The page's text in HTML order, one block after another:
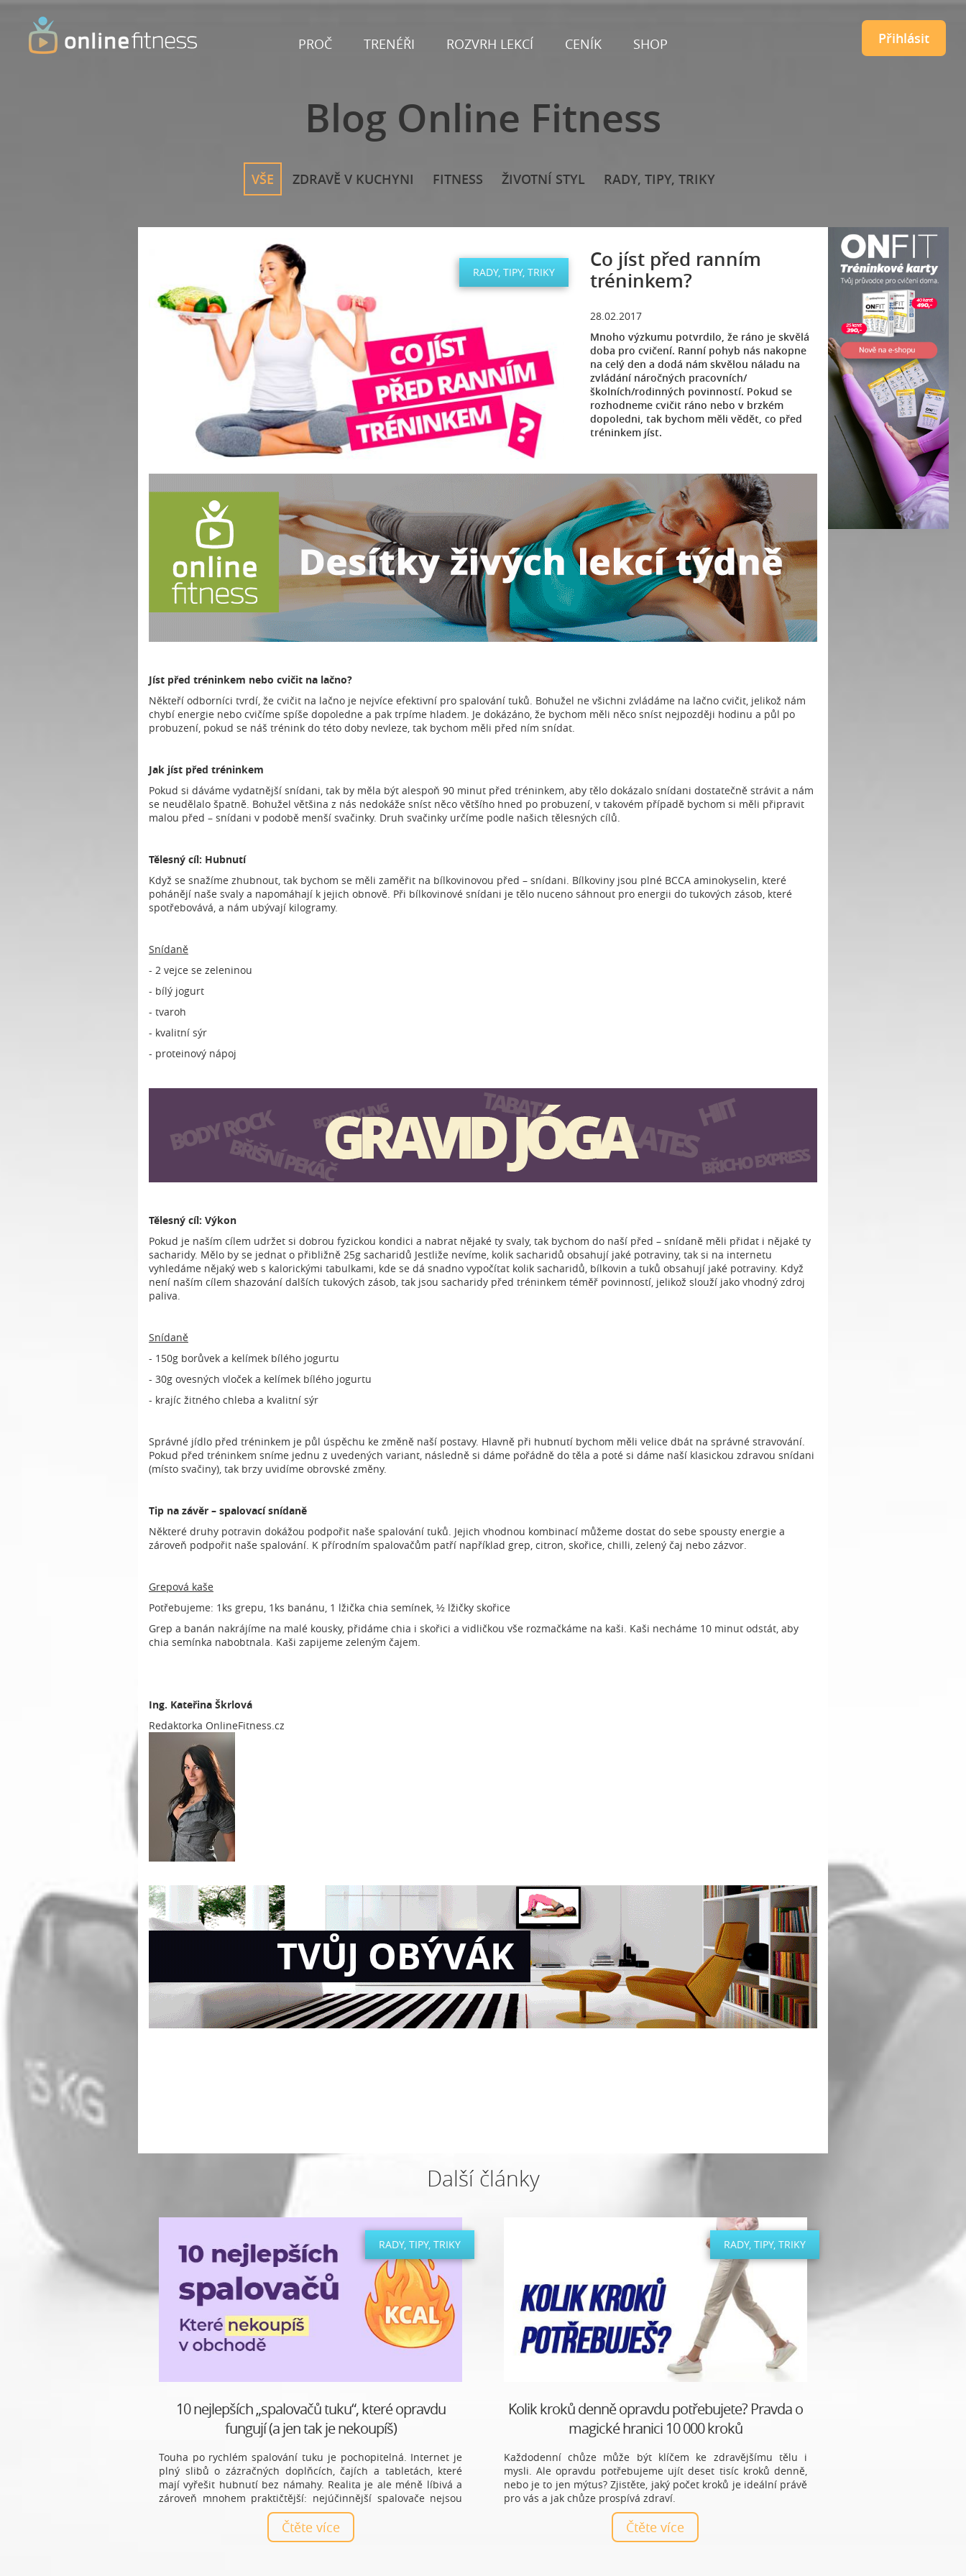
PROČ TRENÉŘI ROZVRH LEKCÍ CENÍK SHOP Přihlásit
Blog Online Fitness
VŠE ZDRAVĚ V KUCHYNI FITNESS ŽIVOTNÍ STYL RADY, TIPY, TRIKY
RADY, TIPY, TRIKY
Co jíst před ranním
tréninkem?
28.02.2017
Mnoho výzkumu potvrdilo, že ráno je skvělá
doba pro cvičení. Ranní pohyb nás nakopne
na celý den a dodá nám skvělou náladu na
zvládání náročných pracovních/
školních/rodinných povinností. Pokud se
rozhodneme cvičit ráno nebo v brzkém
dopoledni, tak bychom měli vědět, co před
tréninkem jíst.
Jíst před tréninkem nebo cvičit na lačno?
Někteří odborníci tvrdí, že cvičit na lačno je nejvíce efektivní pro spalování tuků. Bohužel ne všichni zvládáme na lačno cvičit, jelikož nám
chybí energie nebo cvičíme spíše dopoledne a pak trpíme hladem. Je dokázáno, že bychom měli něco sníst nejpozději hodinu a půl po
probuzení, pokud se náš trénink do této doby nevleze, tak bychom měli před ním snídat.
Jak jíst před tréninkem
Pokud si dáváme vydatnější snídani, tak by měla být alespoň 90 minut před tréninkem, aby tělo dokázalo snídani dostatečně strávit a nám
se neudělalo špatně. Bohužel většina z nás nedokáže sníst něco většího hned po probuzení, v takovém případě bychom si měli připravit
malou před – snídani v podobě menší svačinky. Druh svačinky určíme podle našich tělesných cílů.
Tělesný cíl: Hubnutí
Když se snažíme zhubnout, tak bychom se měli zaměřit na bílkovinovou před – snídani. Bílkoviny jsou plné BCCA aminokyselin, které
pohánějí naše svaly a napomáhají k jejich obnově. Při bílkovinové snídani je tělo nuceno sáhnout pro energii do tukových zásob, které
spotřebovává, a nám ubývají kilogramy.
Snídaně
- 2 vejce se zeleninou
- bílý jogurt
- tvaroh
- kvalitní sýr
- proteinový nápoj
Tělesný cíl: Výkon
Pokud je naším cílem udržet si dobrou fyzickou kondici a nabrat nějaké ty svaly, tak bychom do naší před – snídaně měli přidat i nějaké ty
sacharidy. Mělo by se jednat o přibližně 25g sacharidů Jestliže nevíme, kolik sacharidů obsahují jaké potraviny, tak si na internetu
vyhledáme nějaký web s kalorickými tabulkami, kde se dá snadno vypočítat kolik sacharidů, bílkovin a tuků obsahují jaké potraviny. Když
není naším cílem shazování dalších tukových zásob, tak jsou sacharidy před tréninkem téměř povinností, jelikož slouží jako vhodný zdroj
paliva.
Snídaně
- 150g borůvek a kelímek bílého jogurtu
- 30g ovesných vloček a kelímek bílého jogurtu
- krajíc žitného chleba a kvalitní sýr
Správné jídlo před tréninkem je půl úspěchu ke změně naší postavy. Hlavně při hubnutí bychom měli velice dbát na správné stravování.
Pokud před tréninkem sníme jednu z uvedených variant, následně si dáme pořádně do těla a poté si dáme naší klasickou zdravou snídani
(místo svačiny), tak brzy uvidíme obrovské změny.
Tip na závěr – spalovací snídaně
Některé druhy potravin dokážou podpořit naše spalování tuků. Jejich vhodnou kombinací můžeme dostat do sebe spousty energie a
zároveň podpořit naše spalování. K přírodním spalovačům patří například grep, citron, skořice, chilli, zelený čaj nebo zázvor.
Grepová kaše
Potřebujeme: 1ks grepu, 1ks banánu, 1 lžička chia semínek, ½ lžičky skořice
Grep a banán nakrájíme na malé kousky, přidáme chia i skořici a vidličkou vše rozmačkáme na kaši. Kaši necháme 10 minut odstát, aby
chia semínka nabobtnala. Kaši zapijeme zeleným čajem.
Ing. Kateřina Škrlová
Redaktorka OnlineFitness.cz
Další články
RADY, TIPY, TRIKY
10 nejlepších „spalovačů tuku“, které opravdu
fungují (a jen tak je nekoupíš)
Touha po rychlém spalování tuku je pochopitelná. Internet je
plný slibů o zázračných doplňcích, čajích a tabletách, které
mají vyřešit hubnutí bez námahy. Realita je ale méně líbivá a
zároveň mnohem praktičtější: nejúčinnější spalovače nejsou
produkty, ale každodenní návyky.
Čtěte více
RADY, TIPY, TRIKY
Kolik kroků denně opravdu potřebujete? Pravda o
magické hranici 10 000 kroků
Každodenní chůze může být klíčem ke zdravějšímu tělu i
mysli. Ale opravdu potřebujeme ujít deset tisíc kroků denně,
nebo je to jen mýtus? Zjistěte, jaký počet kroků je ideální právě
pro vás a jak chůze prospívá zdraví.
Čtěte více